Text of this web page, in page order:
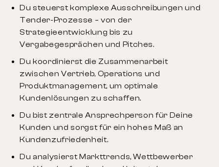
Du steuerst komplexe Ausschreibungen und
Tender-Prozesse – von der
Strategieentwicklung bis zu
Vergabegesprächen und Pitches.
Du koordinierst die Zusammenarbeit
zwischen Vertrieb, Operations und
Produktmanagement, um optimale
Kundenlösungen zu schaffen.
Du bist zentrale Ansprechperson für Deine
Kunden und sorgst für ein hohes Maß an
Kundenzufriedenheit.
Du analysierst Markttrends, Wettbewerber